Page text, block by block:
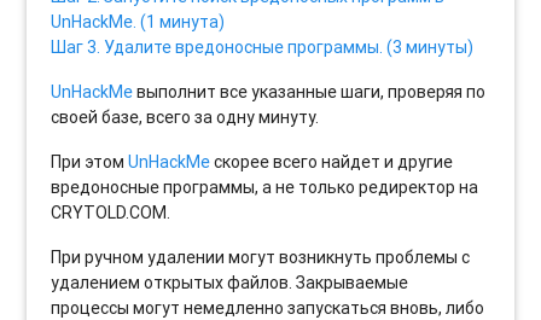
UnHackMe. (1 минута)
Шаг 3. Удалите вредоносные программы. (3 минуты)
UnHackMeвыполнит все указанные шаги, проверяя по
своей базе, всего за одну минуту.
При этомUnHackMeскорее всего найдет и другие
вредоносные программы, а не только редиректор на
CRYTOLD.COM.
При ручном удалении могут возникнуть проблемы с
удалением открытых файлов. Закрываемые
процессы могут немедленно запускаться вновь, либо